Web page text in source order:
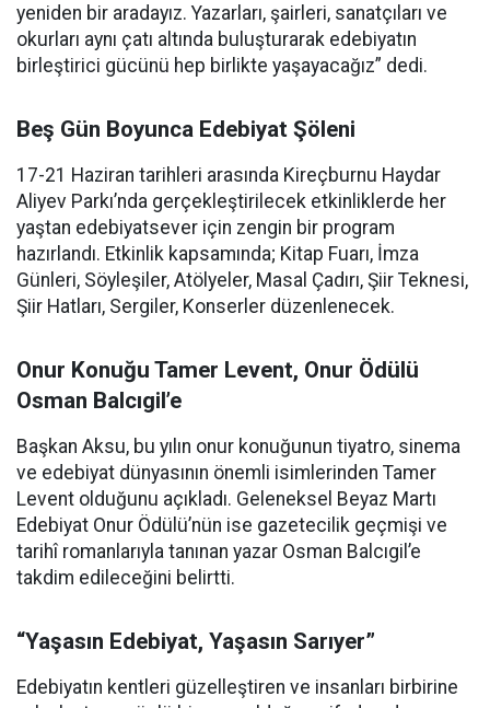
yeniden bir aradayız. Yazarları, şairleri, sanatçıları ve
okurları aynı çatı altında buluşturarak edebiyatın
birleştirici gücünü hep birlikte yaşayacağız” dedi.
Beş Gün Boyunca Edebiyat Şöleni
17-21 Haziran tarihleri arasında Kireçburnu Haydar
Aliyev Parkı’nda gerçekleştirilecek etkinliklerde her
yaştan edebiyatsever için zengin bir program
hazırlandı. Etkinlik kapsamında; Kitap Fuarı, İmza
Günleri, Söyleşiler, Atölyeler, Masal Çadırı, Şiir Teknesi,
Şiir Hatları, Sergiler, Konserler düzenlenecek.
Onur Konuğu Tamer Levent, Onur Ödülü
Osman Balcıgil’e
Başkan Aksu, bu yılın onur konuğunun tiyatro, sinema
ve edebiyat dünyasının önemli isimlerinden Tamer
Levent olduğunu açıkladı. Geleneksel Beyaz Martı
Edebiyat Onur Ödülü’nün ise gazetecilik geçmişi ve
tarihî romanlarıyla tanınan yazar Osman Balcıgil’e
takdim edileceğini belirtti.
“Yaşasın Edebiyat, Yaşasın Sarıyer”
Edebiyatın kentleri güzelleştiren ve insanları birbirine